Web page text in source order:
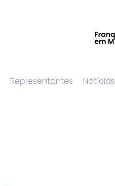
Representantes Notícias